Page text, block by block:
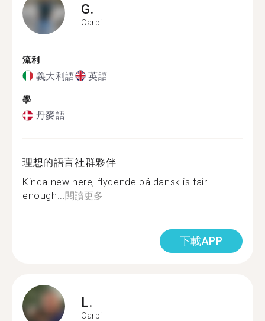
G.
Carpi
流利
義大利語 英語
學
丹麥語
理想的語言社群夥伴
Kinda new here, flydende på dansk is fair
enough...閱讀更多
下載APP
L.
Carpi